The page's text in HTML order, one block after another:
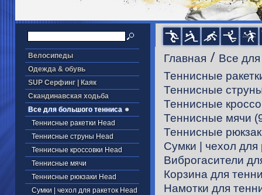
Велосипеды
Одежда & обувь
SUP Серфинг | Каяк
Скандинавская ходьба
Все для большого тенниса
Теннисные ракетки Head
Теннисные струны Head
Теннисные кроссовки Head
Теннисные мячи
Теннисные рюкзаки Head
Cумки | чехол для ракеток Head
Главная / Все
Теннисные
Теннисные
Теннисные
Теннисные мячи
Теннисные
Cумки | чехол для
Виброгасители
Корзина для
Намотки для